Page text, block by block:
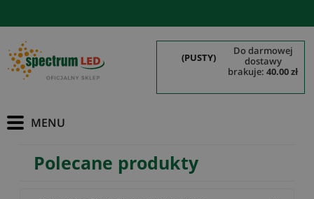
(PUSTY)
do darmowej
dostawy
brakuje: 40.00 zł
Polecane produkty